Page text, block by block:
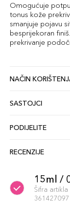
Omogućuje
tonus kože
smanjuje pojavu
besprijekoran
prekrivanje
NAČIN
SASTOJCI
PODIJELITE
RECENZIJE
15ml /
Šifra artikla